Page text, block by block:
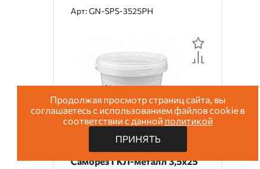
Арт: GN-SPS-3525PH
Саморез ГКЛ-металл 3,5х25
Продолжая просмотр страниц сайта, вы
соглашаетесь с использованием файлов cookie в
соответствии с данной политикой
ПРИНЯТЬ